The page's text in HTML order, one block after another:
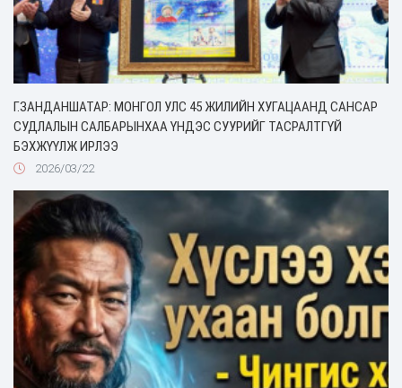
Г.ЗАНДАНШАТАР: МОНГОЛ УЛС 45 ЖИЛИЙН ХУГАЦААНД САНСАР
СУДЛАЛЫН САЛБАРЫНХАА ҮНДЭС СУУРИЙГ ТАСРАЛТГҮЙ
БЭХЖҮҮЛЖ ИРЛЭЭ
2026/03/22